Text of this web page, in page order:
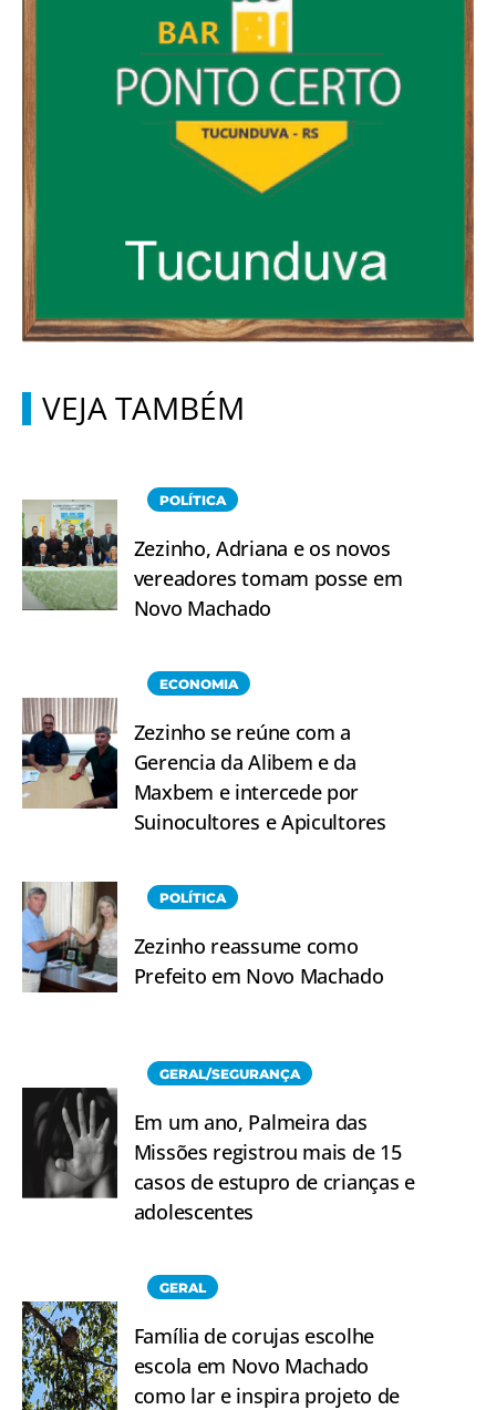
VEJA TAMBÉM
POLÍTICA
Zezinho, Adriana e os novos
vereadores tomam posse em
Novo Machado
ECONOMIA
Zezinho se reúne com a
Gerencia da Alibem e da
Maxbem e intercede por
Suinocultores e Apicultores
POLÍTICA
Zezinho reassume como
Prefeito em Novo Machado
GERAL/SEGURANÇA
Em um ano, Palmeira das
Missões registrou mais de 15
casos de estupro de crianças e
adolescentes
GERAL
Família de corujas escolhe
escola em Novo Machado
como lar e inspira projeto de